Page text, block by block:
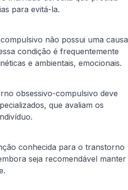
para evitá-la.
não possui uma causa
condição é frequentemente
e ambientais, emocionais.
obsessivo-compulsivo deve
que avaliam os
conhecida para o transtorno
seja recomendável manter